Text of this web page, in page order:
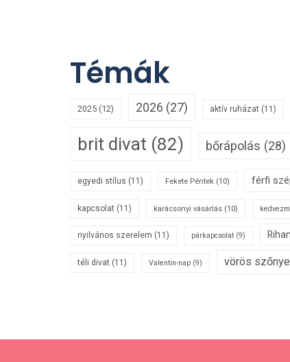
Témák
2025 (12) 2026 (27) aktív ruházat (11)
brit divat (82) bőrápolás (28)
egyedi stílus (11) Fekete Péntek (10) férfi
kapcsolat (11) karácsonyi vásárlás (10)
nyilvános szerelem (11) párkapcsolat (9)
téli divat (11) Valentin-nap (9) vörös